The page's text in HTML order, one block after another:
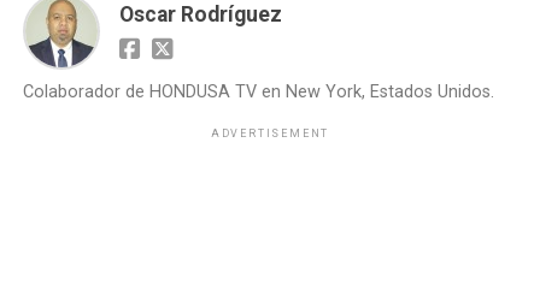
Oscar Rodríguez
Colaborador de HONDUSA TV en New York, Estados Unidos.
ADVERTISEMENT